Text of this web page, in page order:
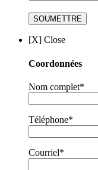
[X] Close
Coordonnées
Nom complet*
Téléphone*
Courriel*